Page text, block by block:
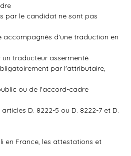
par le candidat ne sont pas
accompagnés d'une traduction en
traducteur assermenté
par l'attributaire,
ou de l'accord-cadre
D. 8222-5 ou D. 8222-7 et D.
en France, les attestations et